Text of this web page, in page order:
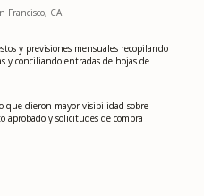
Francisco, CA
y previsiones mensuales recopilando
y conciliando entradas de hojas de
que dieron mayor visibilidad sobre
aprobado y solicitudes de compra